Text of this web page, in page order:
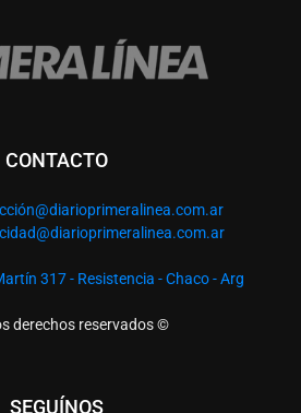
CONTACTO
n@diarioprimeralinea.com.ar
317 - Resistencia - Chaco - Arg
derechos reservados ©
SEGUÍNOS